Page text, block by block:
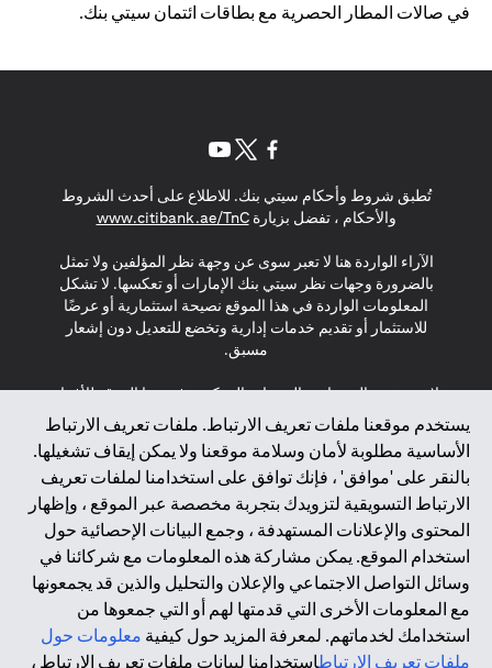
في صالات المطار الحصرية مع بطاقات ائتمان سيتي بنك.
يستخدم موقعنا ملفات تعريف الارتباط. ملفات تعريف الارتباط
الأساسية مطلوبة لأمان وسلامة موقعنا ولا يمكن إيقاف تشغيلها.
بالنقر على 'موافق' ، فإنك توافق على استخدامنا لملفات تعريف
الارتباط التسويقية لتزويدك بتجربة مخصصة عبر الموقع ، وإظهار
المحتوى والإعلانات المستهدفة ، وجمع البيانات الإحصائية حول
استخدام الموقع. يمكن مشاركة هذه المعلومات مع شركائنا في
وسائل التواصل الاجتماعي والإعلان والتحليل والذين قد يجمعونها
مع المعلومات الأخرى التي قدمتها لهم أو التي جمعوها من
استخدامك لخدماتهم. لمعرفة المزيد حول كيفية معلومات حول
ملفات تعريف الارتباطاستخدامنا لبيانات ملفات تعريف الارتباط ،
تُطبق شروط وأحكام سيتي بنك. للاطلاع على أحدث الشروط
والأحكام ، تفضل بزيارةwww.citibank.ae/TnC
(opens in a new tab)
الآراء الواردة هنا لا تعبر سوى عن وجهة نظر المؤلفين ولا تمثل
بالضرورة وجهات نظر سيتي بنك الإمارات أو تعكسها. لا تشكل
المعلومات الواردة في هذا الموقع نصيحة استثمارية أو عرضًا
للاستثمار أو تقديم خدمات إدارية وتخضع للتعديل دون إشعار
مسبق.
لا يتم تقديم المنتجات والخدمات المذكورة في هذا الموقع للأفراد
المقيمين في الاتحاد الأوروبي أو المنطقة الاقتصادية الأوروبية أو
سويسرا أو غيرنسي أو جيرسي أو موناكو أو سان مارينو أو
الفاتيكان أو جزيرة مان أو المملكة المتحدة أو خصوصية البيانات
(لائحة حماية البيانات العامة \ قانون حماية البيانات الشخصية
العامة \ قانون خصوصية نيوزيلندا). المحتوى الموجود في هذه
الصفحة ليس ولا ينبغي تفسيره على أنه عرض أو دعوة أو دعوة
لشراء أو بيع أي من المنتجات والخدمات المذكورة هنا لمثل هؤلاء
الأفراد.
*GDPR – اللائحة العامة لحماية البيانات؛ * LGPD – Lei Geral de
Proteção de Dados Pessoais ; *NZPA – قانون الخصوصية
النيوزيلندي